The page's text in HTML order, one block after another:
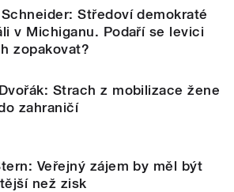
Středoví demokraté
v Michiganu. Podaří se levici
zopakovat?
Strach z mobilizace žene
zahraničí
Veřejný zájem by měl být
než zisk